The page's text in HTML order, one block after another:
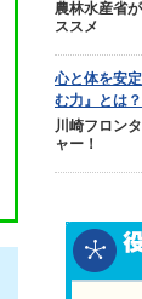
農林水産省
ススメ
心と体を安
む力』とは？
川崎フロン
ャー！